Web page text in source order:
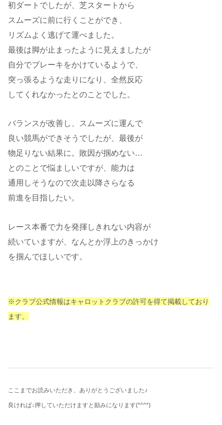
初ダートでしたが、芝スタートから
スムーズに前に行くことができ、
リズムよく逃げて運べました。
最後は脚が止まったように見えましたが
自分でブレーキをかけているようで、
突っ張るような走りになり、全然反応
してくれなかったとのことでした。
バランスが改善し、スムーズに運んで
良い競馬ができそうでしたが、最後が
物足りない結果に。敗因が掴めない…
とのことで悩ましいですが、能力は
通用しそうなので次走以降さらなる
前進を目指したい。
レース本番で力を発揮しきれない内容が
続いていますが、なんとか浮上のきっかけ
を掴んでほしいです。
※クラブ公式情報はキャロットクラブの許可を得て掲載しており
ます。
ここまでお読みいただき、ありがとうございました♪
良ければ↓押していただけますと励みになります(*^^*)